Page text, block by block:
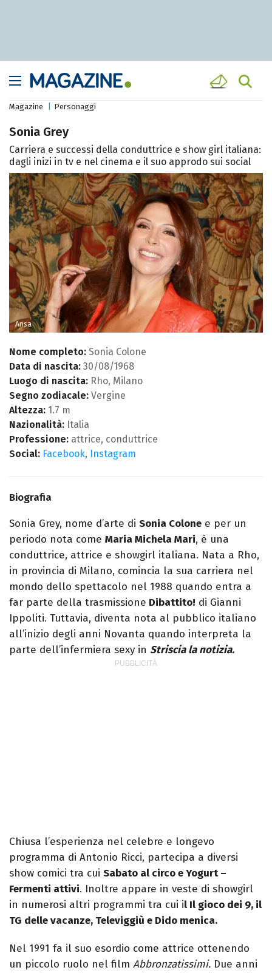
Magazine Personaggi
Sonia Grey
Carriera e successi della conduttrice e show girl italiana:
dagli inizi in tv e nel cinema e il suo approdo sui social
Ansa
Nome completo: Sonia Colone
Data di nascita: 30/08/1968
Luogo di nascita: Rho, Milano
Segno zodiacale: Vergine
Altezza: 1.7 m
Nazionalità: Italia
Professione: attrice, conduttrice
Social: Facebook, Instagram
Biografia
Sonia Grey, nome d’arte di Sonia Colone e per un
periodo nota come Maria Michela Mari, è una
conduttrice, attrice e showgirl italiana. Nata a Rho,
in provincia di Milano, comincia la sua carriera nel
mondo dello spettacolo nel 1988 quando entra a
far parte della trasmissione Dibattito! di Gianni
Ippoliti. Tuttavia, diventa nota al pubblico italiano
all’inizio degli anni Novanta quando interpreta la
parte dell’infermiera sexy in Striscia la notizia.
Chiusa l’esperienza nel celebre e longevo
programma di Antonio Ricci, partecipa a diversi
show comici tra cui Sabato al circo e Yogurt –
Fermenti attivi. Inoltre appare in veste di showgirl
in numerosi altri programmi tra cui il Il gioco dei 9, il
TG delle vacanze, Televiggiù e Dido menica.
Nel 1991 fa il suo esordio come attrice ottenendo
un piccolo ruolo nel film Abbronzatissimi. Due anni